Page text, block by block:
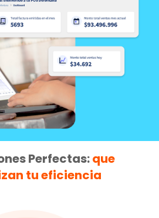
Perfectas:que
tu eficiencia